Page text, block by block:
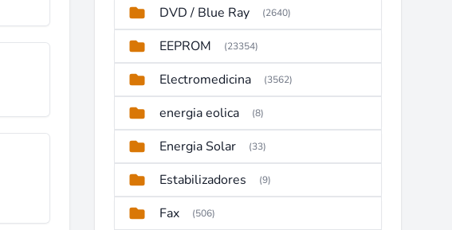
DVD / Blue Ray (2640)
EEPROM (23354)
Electromedicina (3562)
energia eolica (8)
Energia Solar (33)
Estabilizadores (9)
Fax (506)